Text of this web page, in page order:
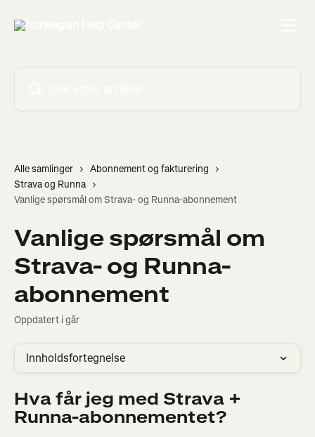
Alle samlinger
Abonnement og fakturering
Strava og Runna
Vanlige spørsmål om Strava- og Runna-abonnement
Vanlige spørsmål om
Strava- og Runna-
abonnement
Oppdatert i går
Innholdsfortegnelse
Hva får jeg med Strava +
Runna-abonnementet?